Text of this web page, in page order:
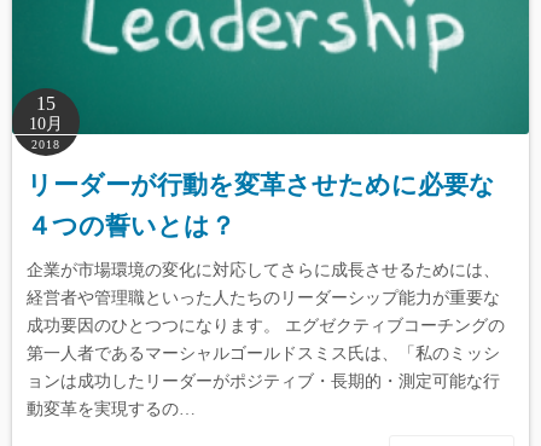
15
10月
2018
リーダーが行動を変革させために必要な
４つの誓いとは？
企業が市場環境の変化に対応してさらに成長させるためには、
経営者や管理職といった人たちのリーダーシップ能力が重要な
成功要因のひとつつになります。 エグゼクティブコーチングの
第一人者であるマーシャルゴールドスミス氏は、「私のミッシ
ョンは成功したリーダーがポジティブ・長期的・測定可能な行
動変革を実現するの…